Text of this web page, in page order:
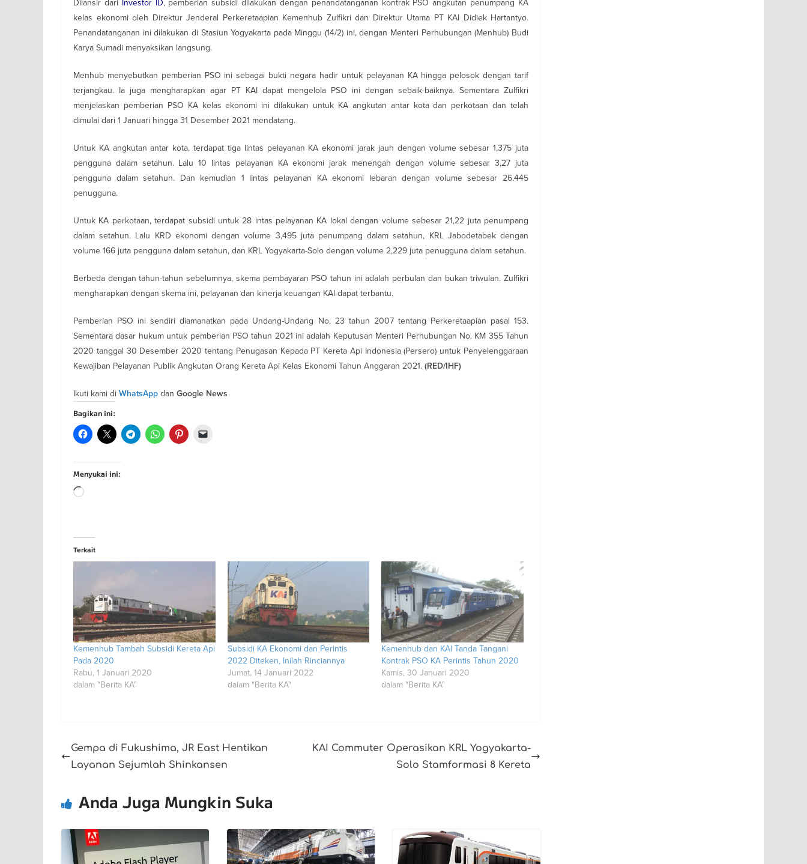
kelas ekonomi oleh Direktur Jenderal Perkeretaapian Kemenhub Zulfikri dan Direktur Utama PT KAI Didiek Hartantyo.
Penandatanganan ini dilakukan di Stasiun Yogyakarta pada Minggu (14/2) ini, dengan Menteri Perhubungan (Menhub) Budi
Karya Sumadi menyaksikan langsung.
Menhub menyebutkan pemberian PSO ini sebagai bukti negara hadir untuk pelayanan KA hingga pelosok dengan tarif
terjangkau. Ia juga mengharapkan agar PT KAI dapat mengelola PSO ini dengan sebaik-baiknya. Sementara Zulfikri
menjelaskan pemberian PSO KA kelas ekonomi ini dilakukan untuk KA angkutan antar kota dan perkotaan dan telah
dimulai dari 1 Januari hingga 31 Desember 2021 mendatang.
Untuk KA angkutan antar kota, terdapat tiga lintas pelayanan KA ekonomi jarak jauh dengan volume sebesar 1,375 juta
pengguna dalam setahun. Lalu 10 lintas pelayanan KA ekonomi jarak menengah dengan volume sebesar 3,27 juta
pengguna dalam setahun. Dan kemudian 1 lintas pelayanan KA ekonomi lebaran dengan volume sebesar 26.445
penugguna.
Untuk KA perkotaan, terdapat subsidi untuk 28 intas pelayanan KA lokal dengan volume sebesar 21,22 juta penumpang
dalam setahun. Lalu KRD ekonomi dengan volume 3,495 juta penumpang dalam setahun, KRL Jabodetabek dengan
volume 166 juta pengguna dalam setahun, dan KRL Yogyakarta-Solo dengan volume 2,229 juta penugguna dalam setahun.
Berbeda dengan tahun-tahun sebelumnya, skema pembayaran PSO tahun ini adalah perbulan dan bukan triwulan. Zulfikri
mengharapkan dengan skema ini, pelayanan dan kinerja keuangan KAI dapat terbantu.
Pemberian PSO ini sendiri diamanatkan pada Undang-Undang No. 23 tahun 2007 tentang Perkeretaapian pasal 153.
Sementara dasar hukum untuk pemberian PSO tahun 2021 ini adalah Keputusan Menteri Perhubungan No. KM 355 Tahun
2020 tanggal 30 Desember 2020 tentang Penugasan Kepada PT Kereta Api Indonesia (Persero) untuk Penyelenggaraan
Kewajiban Pelayanan Publik Angkutan Orang Kereta Api Kelas Ekonomi Tahun Anggaran 2021. (RED/IHF)
Ikuti kami di WhatsApp dan Google News
Bagikan ini:
Menyukai ini:
Memuat...
Terkait
Kemenhub Tambah Subsidi Kereta Api
Pada 2020
Rabu, 1 Januari 2020
dalam "Berita KA"
Subsidi KA Ekonomi dan Perintis
2022 Diteken, Inilah Rinciannya
Jumat, 14 Januari 2022
dalam "Berita KA"
Kemenhub dan KAI Tanda Tangani
Kontrak PSO KA Perintis Tahun 2020
Kamis, 30 Januari 2020
dalam "Berita KA"
Gempa di Fukushima, JR East Hentikan
Layanan Sejumlah Shinkansen
KAI Commuter Operasikan KRL Yogyakarta-
Solo Stamformasi 8 Kereta
Anda Juga Mungkin Suka